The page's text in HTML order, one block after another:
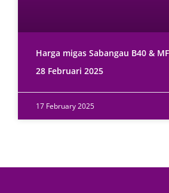
Harga migas Sabangau B40 &
28 Februari 2025
17 February 2025